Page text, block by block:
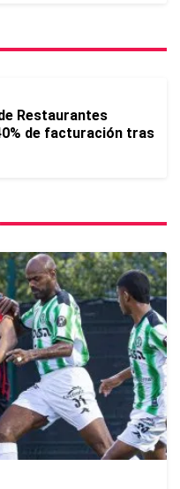
Restaurantes
de facturación tras